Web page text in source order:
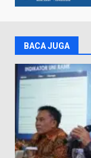
BACA JUGA